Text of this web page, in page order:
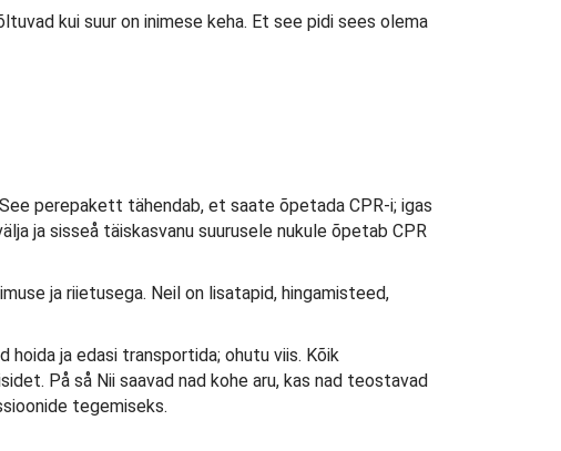
kui suur on inimese keha. Et see pidi sees olema
perepakett tähendab, et saate õpetada CPR-i; igas
ja sisseå täiskasvanu suurusele nukule õpetab CPR
ja riietusega. Neil on lisatapid, hingamisteed,
hoida ja edasi transportida; ohutu viis. Kõik
På så Nii saavad nad kohe aru, kas nad teostavad
tegemiseks.